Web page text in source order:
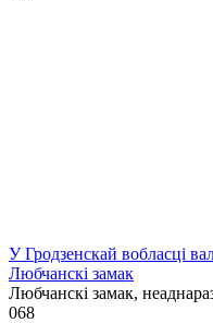
У Гродзенскай вобласці
Любчанскі замак
Любчанскі замак,
068